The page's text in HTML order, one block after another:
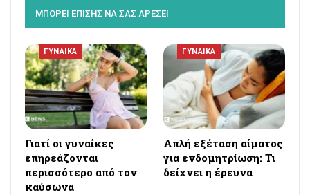
ΜΠΟΡΕΙ ΕΠΙΣΗΣ ΝΑ ΣΑΣ ΑΡΕΣΕΙ
ΓΥΝΑΙΚΑ
Γιατί οι γυναίκες
επηρεάζονται
περισσότερο από τον
καύσωνα
ΓΥΝΑΙΚΑ
Απλή εξέταση αίματος
για ενδομητρίωση: Τι
δείχνει η έρευνα